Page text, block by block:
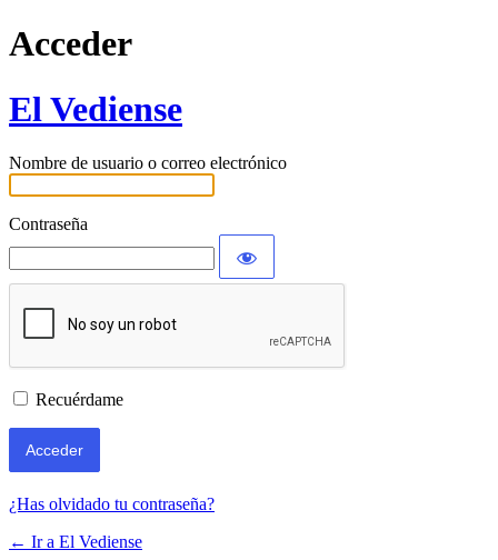
Acceder
El Vediense
Nombre de usuario o correo electrónico
Contraseña
Recuérdame
¿Has olvidado tu contraseña?
← Ir a El Vediense